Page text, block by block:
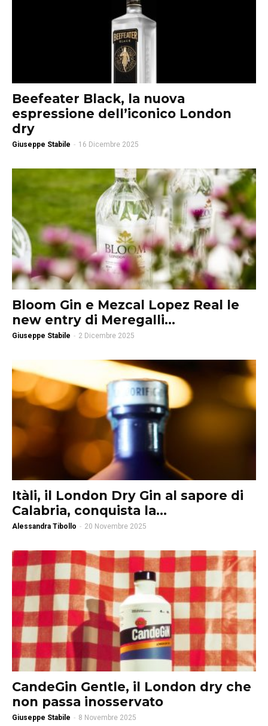
Beefeater Black, la nuova
espressione dell’iconico London
dry
Giuseppe Stabile - 16 Dicembre 2025
Bloom Gin e Mezcal Lopez Real le
new entry di Meregalli...
Giuseppe Stabile - 2 Dicembre 2025
Itàli, il London Dry Gin al sapore di
Calabria, conquista la...
Alessandra Tibollo - 20 Novembre 2025
CandeGin Gentle, il London dry che
non passa inosservato
Giuseppe Stabile - 8 Novembre 2025